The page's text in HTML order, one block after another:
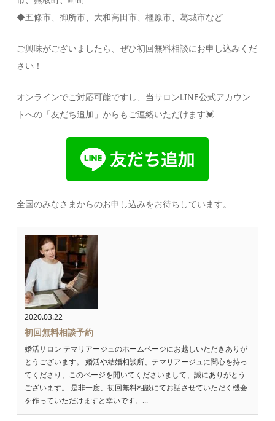
◆五條市、御所市、大和高田市、橿原市、葛城市など
ご興味がございましたら、ぜひ初回無料相談にお申し込みくだ
さい！
オンラインでご対応可能ですし、当サロンLINE公式アカウン
トへの「友だち追加」からもご連絡いただけます💓
全国のみなさまからのお申し込みをお待ちしています。
2020.03.22
初回無料相談予約
婚活サロン テマリアージュのホームページにお越しいただきありが
とうございます。 婚活や結婚相談所、テマリアージュに関心を持っ
てくださり、このページを開いてくださいまして、誠にありがとう
ございます。 是非一度、初回無料相談にてお話させていただく機会
を作っていただけますと幸いです。...